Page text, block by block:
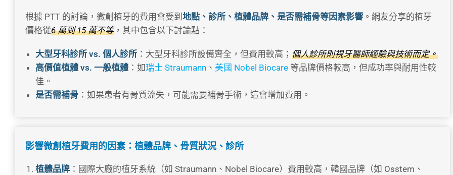
根據 PTT 的討論，微創植牙的費用會受到 地點、診所、植體品牌、是否需補骨等因素影響 。網友分享的植牙
價格從6 萬到 15 萬不等，其中包含以下討論點：
大型牙科診所 vs. 個人診所 ：大型牙科診所設備齊全，但費用較高； 個人診所則視牙醫師經驗與技術而定。
高價值植體 vs. 一般植體 ：如瑞士 Straumann 、 美國 Nobel Biocare 等品牌價格較高，但成功率與耐用性較
佳。
是否需補骨 ：如果患者有骨質流失，可能需要補骨手術，這會增加費用。
影響微創植牙費用的因素：植體品牌、骨質狀況、診所
植體品牌 ：國際大廠的植牙系統（如 Straumann、Nobel Biocare）費用較高，韓國品牌（如 Osstem、